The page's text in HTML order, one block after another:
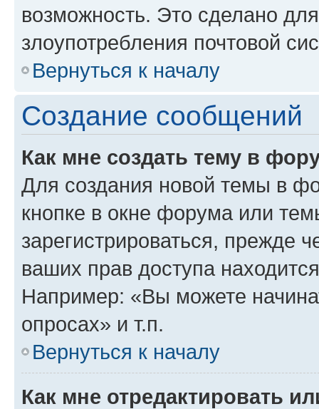
возможность. Это сделано
злоупотребления почтовой
Вернуться к началу
Создание сообщений
Как мне создать тему в
Для создания новой темы в
кнопке в окне форума или
зарегистрироваться, прежде
ваших прав доступа
Например: «Вы можете
опросах» и т.п.
Вернуться к началу
Как мне отредактировать